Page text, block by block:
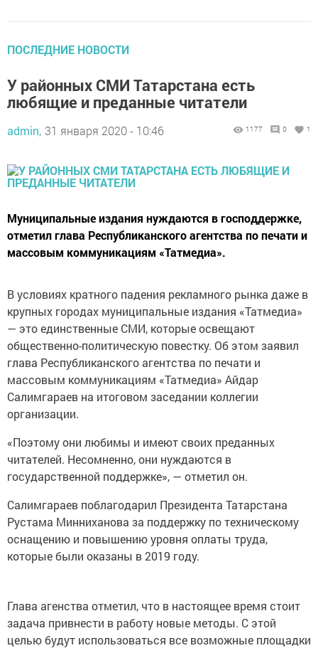
ПОСЛЕДНИЕ НОВОСТИ
У районных СМИ Татарстана есть
любящие и преданные читатели
admin, 31 января 2020 - 10:46 1177 0 1
Муниципальные издания нуждаются в господдержке,
отметил глава Республиканского агентства по печати и
массовым коммуникациям «Татмедиа».
В условиях кратного падения рекламного рынка даже в
крупных городах муниципальные издания «Татмедиа»
— это единственные СМИ, которые освещают
общественно-политическую повестку. Об этом заявил
глава Республиканского агентства по печати и
массовым коммуникациям «Татмедиа» Айдар
Салимгараев на итоговом заседании коллегии
организации.
«Поэтому они любимы и имеют своих преданных
читателей. Несомненно, они нуждаются в
государственной поддержке», — отметил он.
Салимгараев поблагодарил Президента Татарстана
Рустама Минниханова за поддержку по техническому
оснащению и повышению уровня оплаты труда,
которые были оказаны в 2019 году.
Глава агенства отметил, что в настоящее время стоит
задача привнести в работу новые методы. С этой
целью будут использоваться все возможные площадки